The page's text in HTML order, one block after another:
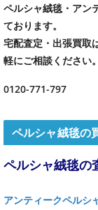
ペルシャ絨毯・アン
ております。
宅配査定・出張買取
軽にご相談ください。
0120-771-797
ペルシャ絨毯の
ペルシャ絨毯の
アンティークペルシ